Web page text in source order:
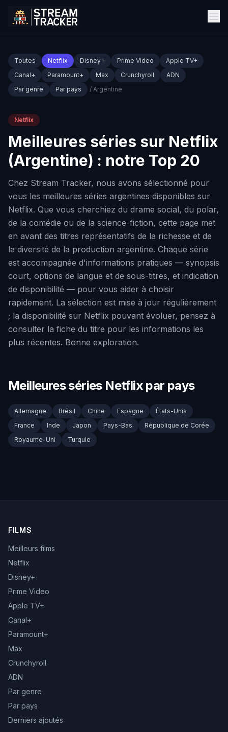
Toutes Netflix Disney+ Prime Video
Apple TV+
Canal+
Paramount+ Max Crunchyroll
ADN
Par genre
Par pays / Argentine
Netflix
Meilleures séries sur Netflix
(Argentine) : notre Top 20
Chez Stream Tracker, nous avons sélectionné pour
vous les meilleures séries argentines disponibles sur
Netflix. Que vous cherchiez du drame social, du polar,
de la comédie ou de la science-fiction, cette page met
en avant des titres représentatifs de la richesse et de
la diversité de la production argentine. Chaque série
est accompagnée d'informations pratiques — synopsis
court, options de langue et de sous-titres, et indication
de disponibilité — pour vous aider à choisir
rapidement. La sélection est mise à jour régulièrement
; la disponibilité sur Netflix pouvant évoluer, pensez à
consulter la fiche du titre pour les informations les
plus récentes. Bonne exploration.
Meilleures séries Netflix par pays
Allemagne Brésil Chine Espagne
États-Unis
France
Inde Japon Pays-Bas
République de Corée
Royaume-Uni
Turquie
FILMS
Meilleurs films
Netflix
Disney+
Prime Video
Apple TV+
Canal+
Paramount+
Max
Crunchyroll
ADN
Par genre
Par pays
Derniers ajoutés